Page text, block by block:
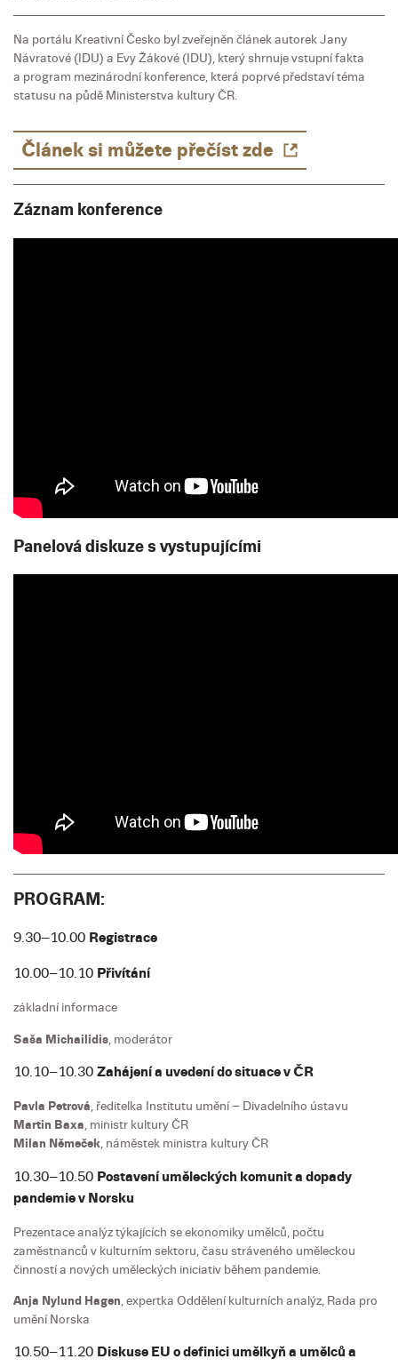
Na portálu Kreativní Česko byl zveřejněn článek autorek Jany
Návratové (IDU) a Evy Žákové (IDU), který shrnuje vstupní fakta
a program mezinárodní konference, která poprvé představí téma
statusu na půdě Ministerstva kultury ČR.
Článek si můžete přečíst zde
Záznam konference
Panelová diskuze s vystupujícími
PROGRAM:
9.30–10.00 Registrace
10.00–10.10 Přivítání
základní informace
Saša Michailidis, moderátor
10.10–10.30 Zahájení a uvedení do situace v ČR
Pavla Petrová, ředitelka Institutu umění – Divadelního ústavu
Martin Baxa, ministr kultury ČR
Milan Němeček, náměstek ministra kultury ČR
10.30–10.50 Postavení uměleckých komunit a dopady
pandemie v Norsku
Prezentace analýz týkajících se ekonomiky umělců, počtu
zaměstnanců v kulturním sektoru, času stráveného uměleckou
činností a nových uměleckých iniciativ během pandemie.
Anja Nylund Hagen, expertka Oddělení kulturních analýz, Rada pro
umění Norska
10.50–11.20 Diskuse EU o definici umělkyň a umělců a